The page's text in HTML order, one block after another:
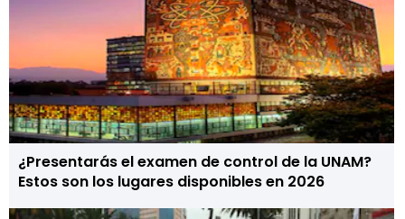
¿Presentarás el examen de control de la UNAM?
Estos son los lugares disponibles en 2026